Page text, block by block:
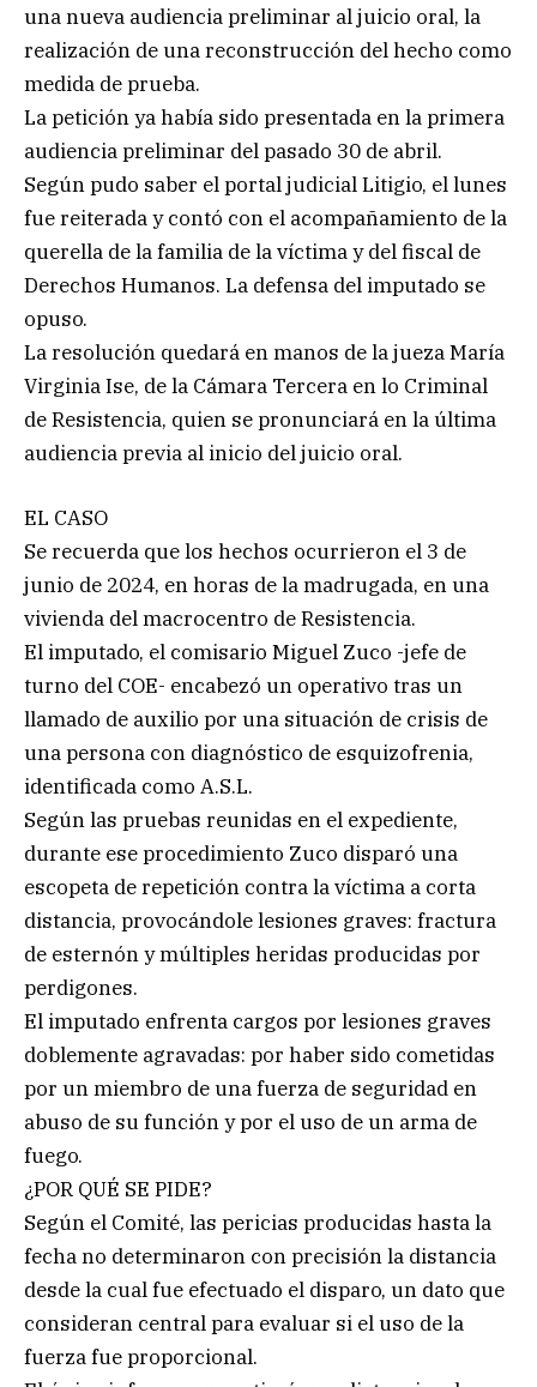
una nueva audiencia preliminar al juicio oral, la
realización de una reconstrucción del hecho como
medida de prueba.
La petición ya había sido presentada en la primera
audiencia preliminar del pasado 30 de abril.
Según pudo saber el portal judicial Litigio, el lunes
fue reiterada y contó con el acompañamiento de la
querella de la familia de la víctima y del fiscal de
Derechos Humanos. La defensa del imputado se
opuso.
La resolución quedará en manos de la jueza María
Virginia Ise, de la Cámara Tercera en lo Criminal
de Resistencia, quien se pronunciará en la última
audiencia previa al inicio del juicio oral.
EL CASO
Se recuerda que los hechos ocurrieron el 3 de
junio de 2024, en horas de la madrugada, en una
vivienda del macrocentro de Resistencia.
El imputado, el comisario Miguel Zuco -jefe de
turno del COE- encabezó un operativo tras un
llamado de auxilio por una situación de crisis de
una persona con diagnóstico de esquizofrenia,
identificada como A.S.L.
Según las pruebas reunidas en el expediente,
durante ese procedimiento Zuco disparó una
escopeta de repetición contra la víctima a corta
distancia, provocándole lesiones graves: fractura
de esternón y múltiples heridas producidas por
perdigones.
El imputado enfrenta cargos por lesiones graves
doblemente agravadas: por haber sido cometidas
por un miembro de una fuerza de seguridad en
abuso de su función y por el uso de un arma de
fuego.
¿POR QUÉ SE PIDE?
Según el Comité, las pericias producidas hasta la
fecha no determinaron con precisión la distancia
desde la cual fue efectuado el disparo, un dato que
consideran central para evaluar si el uso de la
fuerza fue proporcional.